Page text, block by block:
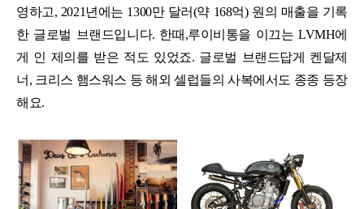
영하고, 2021년에는 1300만 달러(약 168억) 원의 매출을 기록
한 글로벌 브랜드입니다. 한때,루이비통을 이끄는 LVMH에
게 인 제의를 받은 적도 있었죠. 글로벌 브랜드답게 켄달제
너, 크리스 햄스워스 등 해외 셀럽들의 사복에서도 종종 등장
해요.